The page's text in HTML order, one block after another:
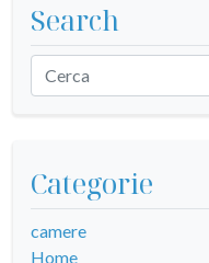
Search
Categorie
camere
Home